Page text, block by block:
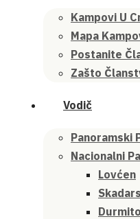
Kampovi U
Mapa
Postanite
Zašto
Vodič
Panoramski
Nacionalni
Lovćen